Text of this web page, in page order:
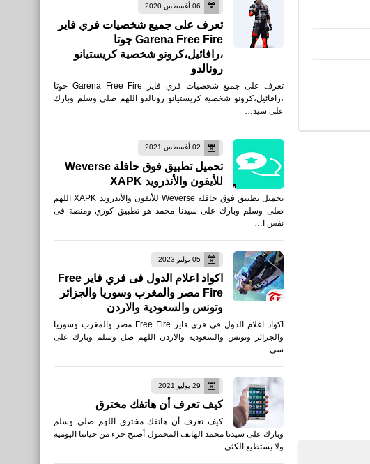
06 أغسطس 2020
تعرف على جميع شخصيات فري فاير
Garena Free Fire جوتا
،رافائيل،كرونو شخصية كريستيانو
رونالدو
تعرف على جميع شخصيات فري فاير Garena Free Fire جوتا
،رافائيل،كرونو شخصية كريستيانو رونالدو اللهم صلى وسلم وبارك
على سيد…
02 أغسطس 2021
تحميل تطبيق فوق حافلة Weverse
للأيفون والأندرويد XAPK
تحميل تطبيق فوق حافلة Weverse للأيفون والأندرويد XAPK اللهم
صلى وسلم وبارك على سيدنا محمد هو تطبيق كوري ومنصة فى
نفس ا…
05 يوليو 2023
اكواد اعلام الدول فى فري فاير Free
Fire مصر والمغرب وسوريا والجزائر
وتونس والسعودية والاردن
اكواد اعلام الدول فى فري فاير Free Fire مصر والمغرب وسوريا
والجزائر وتونس والسعودية والاردن اللهم صل وسلم وبارك على
سي…
29 يوليو 2021
كيف تعرف أن هاتفك مخترق
كيف تعرف أن هاتفك مخترق اللهم صلى وسلم
وبارك على سيدنا محمد الهاتف المحمول أصبح جزء من حياتنا اليومية
ولا يستطيع الكثي…
أفضل 5 بنادق قنص في لعبة
فري فاير 2022
العاب
أفضل 10 ألعاب FPS لأجهزة
Android لعام 2022
العاب
متطلبات تشغيل لعبة داينغ لايت
Dying Light 2 على الكمبيوتر
العاب
أفضل إعدادات الحساسية
ونصائح لتحسين القنص في
Garena Free Fire 2022